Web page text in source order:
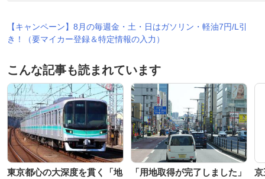
【キャンペーン】8月の毎週金・土・日はガソリン・軽油7円/L引
き！（要マイカー登録＆特定情報の入力）
こんな記事も読まれています
東京都心の大深度を貫く「地
「用地取得が完了しました」
京